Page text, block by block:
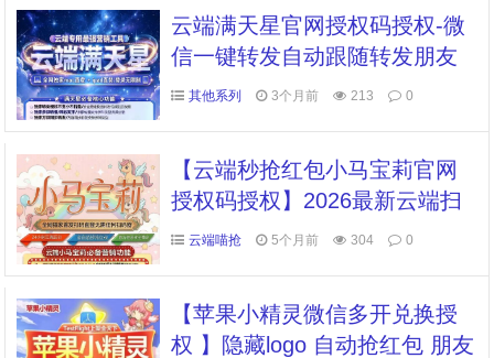
​云端满天星官网授权码授权-微
信一键转发自动跟随转发朋友
圈软件
其他系列 3个月前 213 0
【云端秒抢红包小马宝莉官网
授权码授权】2026最新云端扫
码登录黑屏关机断网断电照抢
云端喵抢 5个月前 304 0
【苹果小精灵微信多开兑换授
权 】隐藏logo 自动抢红包 朋友